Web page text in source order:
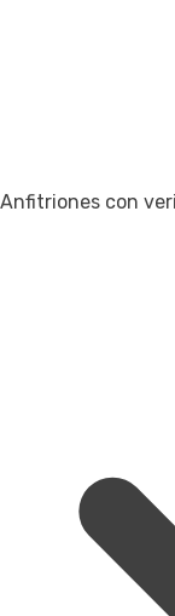
Anfitriones con